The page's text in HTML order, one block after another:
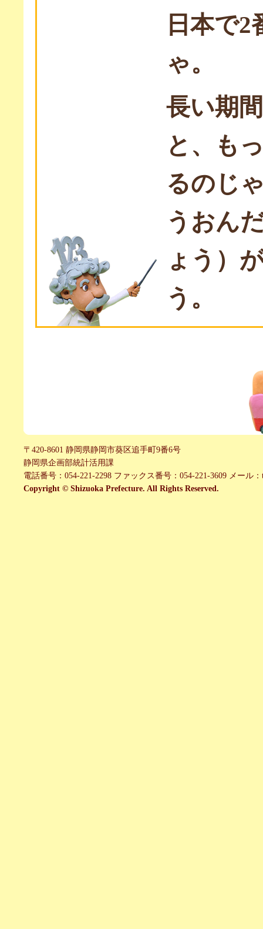
日本で
ゃ。
長い期
と、も
るのじ
うおん
ょう）
う。
〒420-8601 静岡県静岡市葵区追手町9番6号
静岡県企画部統計活用課
電話番号：054-221-2298 ファックス番号：054-221-3609 メール：
Copyright © Shizuoka Prefecture. All Rights Reserved.